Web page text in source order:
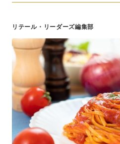
リテール・リーダーズ編集部